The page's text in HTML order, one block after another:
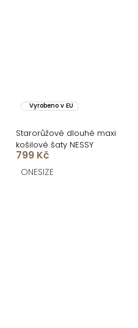
Vyrobeno v EU
Starorůžové dlouhé maxi
košilové šaty NESSY
799 Kč
ONESIZE